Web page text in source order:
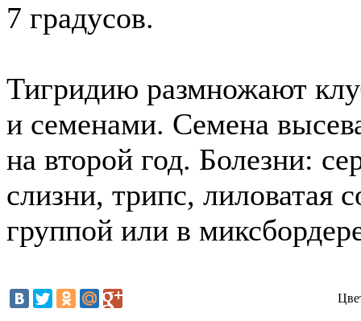
7 градусов.
Тигридию размножают
и семенами. Семена
на второй год. Болезни:
слизни, трипc, лиловатая
группой или в